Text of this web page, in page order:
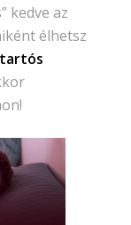
kedve az
élhetsz